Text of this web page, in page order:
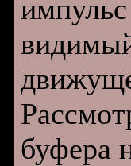
буфера